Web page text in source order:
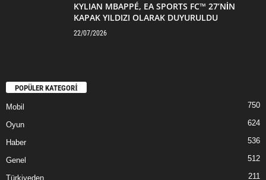
KYLIAN MBAPPÉ, EA SPORTS FC™ 27’NİN
KAPAK YILDIZI OLARAK DUYURULDU
22/07/2026
POPÜLER KATEGORİ
Mobil 750
Oyun 624
Haber 536
Genel 512
Türkiyeden 211